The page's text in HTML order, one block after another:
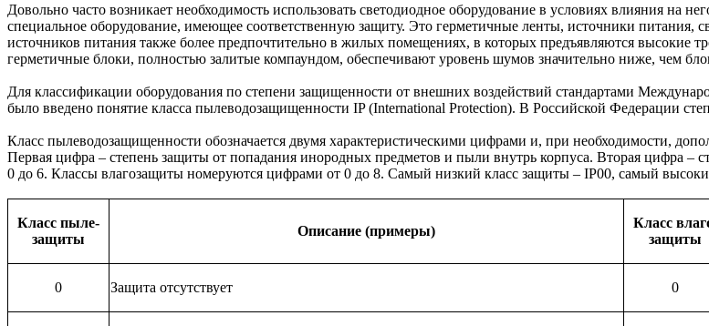
Довольно часто возникает необходимость использовать светодиодное оборудование в условиях влияния на
специальное оборудование, имеющее соответственную защиту. Это герметичные ленты, источники питания,
источников питания также более предпочтительно в жилых помещениях, в которых предъявляются высокие
герметичные блоки, полностью залитые компаундом, обеспечивают уровень шумов значительно ниже, чем
Для классификации оборудования по степени защищенности от внешних воздействий стандартами
было введено понятие класса пылеводозащищенности IP (International Protection). В Российской Федерации
Класс пылеводозащищенности обозначается двумя характеристическими цифрами и, при необходимости,
Первая цифра – степень защиты от попадания инородных предметов и пыли внутрь корпуса. Вторая цифра
0 до 6. Классы влагозащиты номеруются цифрами от 0 до 8. Самый низкий класс защиты – IP00, самый
Класс пыле-
защиты
Описание (примеры)
Класс
защиты
0 Защита отсутствует 0